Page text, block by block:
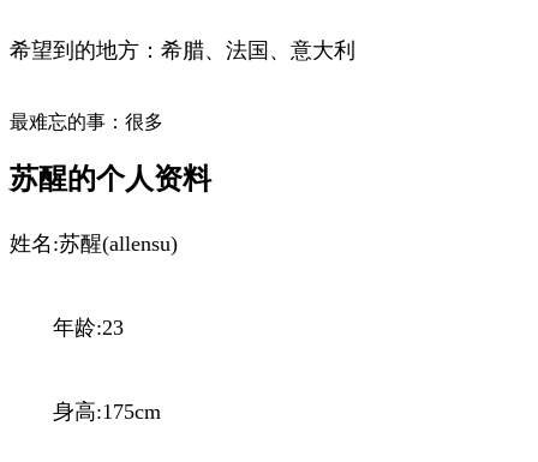
希望到的地方：希腊、法国、意大利
最难忘的事：很多
苏醒的个人资料
姓名:苏醒(allensu)
年龄:23
身高:175cm